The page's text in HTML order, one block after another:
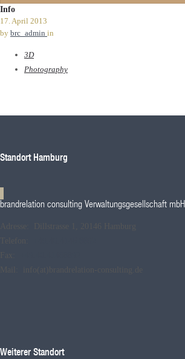
Info
17. April 2013
by brc_admin in
3D
Photography
Standort Hamburg
brandrelation consulting Verwaltungsgesellschaft mbH
Adresse: Dillstrasse 1, 20146 Hamburg
Telefon:
Fax:
Mail: info(at)brandrelation-consulting.de
Weiterer Standort